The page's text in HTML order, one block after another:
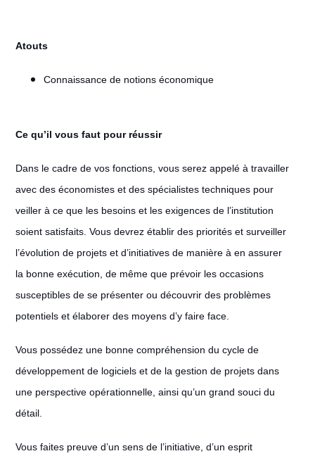
Atouts
Connaissance de notions économique
Ce qu’il vous faut pour réussir
Dans le cadre de vos fonctions, vous serez appelé à travailler
avec des économistes et des spécialistes techniques pour
veiller à ce que les besoins et les exigences de l’institution
soient satisfaits. Vous devrez établir des priorités et surveiller
l’évolution de projets et d’initiatives de manière à en assurer
la bonne exécution, de même que prévoir les occasions
susceptibles de se présenter ou découvrir des problèmes
potentiels et élaborer des moyens d’y faire face.
Vous possédez une bonne compréhension du cycle de
développement de logiciels et de la gestion de projets dans
une perspective opérationnelle, ainsi qu’un grand souci du
détail.
Vous faites preuve d’un sens de l’initiative, d’un esprit